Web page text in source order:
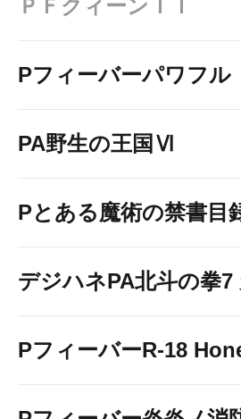
ＰＦクィーンＩＩ
Pフィーバーパワフル
PA野生の王国Ⅵ
Pとある魔術の禁書目
デジハネPA北斗の拳7
PフィーバーR-18